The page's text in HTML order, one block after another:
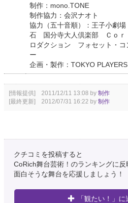
制作：mono.TONE
制作協力：会沢ナオト
協力（五十音順）：王子小劇
石 国分寺大人倶楽部 Ｃｏｒ
ロダクション フォセット・
ー
企画・製作：TOKYO
[情報提供] 2011/12/11 13:08 by 制作
[最終更新] 2012/07/31 16:22 by 制作
クチコミを投稿すると
CoRich舞台芸術！のランキングに反
面白そうな舞台を応援しましょう！
「観たい！」に